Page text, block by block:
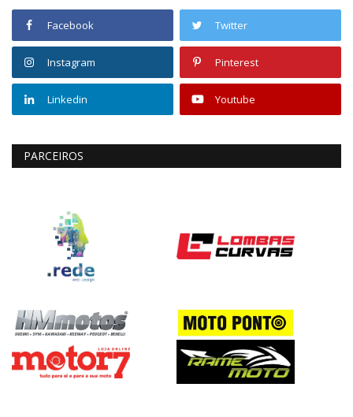
Facebook Twitter
Instagram Pinterest
Linkedin Youtube
PARCEIROS